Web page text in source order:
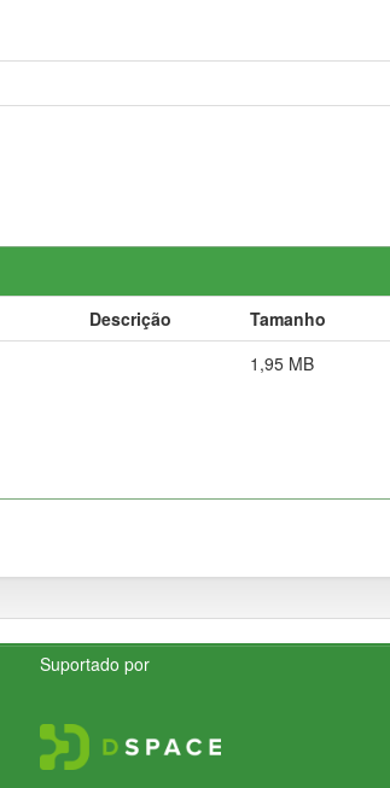
Descrição Tamanho
1,95 MB
Suportado por